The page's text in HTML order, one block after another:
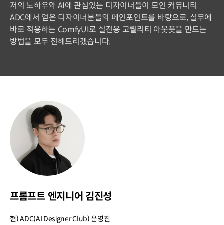
저의 노하우와 AI에 관심있는 디자이너들이 모인 커뮤니티
ADC에서 얻은 디자이너분들의 페인포인트를 바탕으로, 실무에
바로 적용하는 ComfyUI로 실전용 고퀄리티 아웃풋을 만드는
방법을 모두 전해드리겠습니다.
프롬프트 엔지니어 김진성
현) ADC(AI Designer Club) 운영진